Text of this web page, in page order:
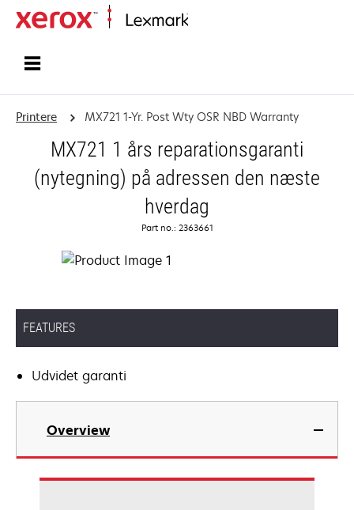
Printere MX721 1-Yr. Post Wty OSR NBD Warranty
MX721 1 års reparationsgaranti
(nytegning) på adressen den næste
hverdag
Part no.: 2363661
FEATURES
Udvidet garanti
Overview